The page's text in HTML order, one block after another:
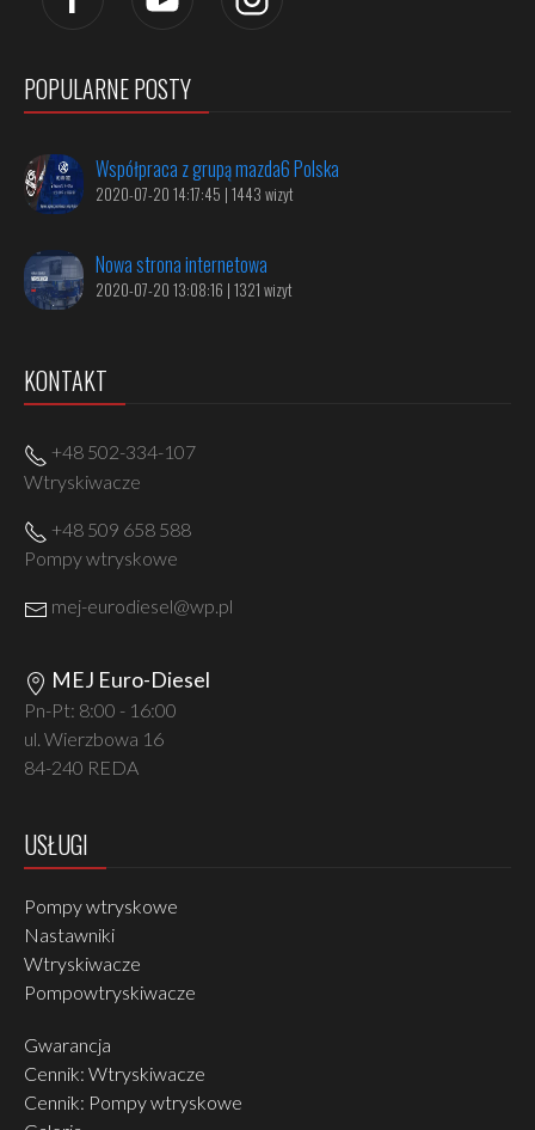
POPULARNE POSTY
Współpraca z grupą mazda6 Polska
2020-07-20 14:17:45 | 1443 wizyt
Nowa strona internetowa
2020-07-20 13:08:16 | 1321 wizyt
KONTAKT
+48 502-334-107
Wtryskiwacze
+48 509 658 588
Pompy wtryskowe
mej-eurodiesel@wp.pl
MEJ Euro-Diesel
Pn-Pt: 8:00 - 16:00
ul. Wierzbowa 16
84-240 REDA
USŁUGI
Pompy wtryskowe
Nastawniki
Wtryskiwacze
Pompowtryskiwacze
Gwarancja
Cennik: Wtryskiwacze
Cennik: Pompy wtryskowe